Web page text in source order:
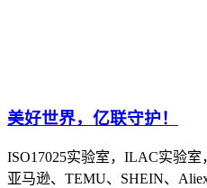
美好世界，亿联守护！
ISO17025实验室，ILAC实验室
亚马逊、TEMU、SHEIN、